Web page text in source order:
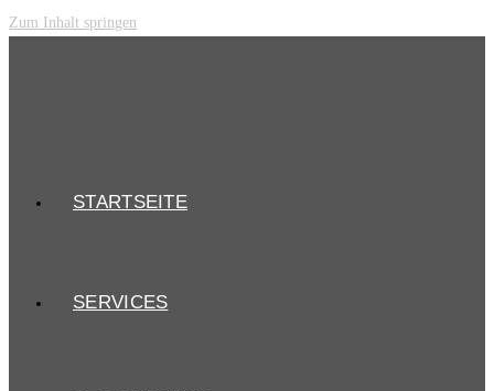
Zum Inhalt springen
STARTSEITE
SERVICES